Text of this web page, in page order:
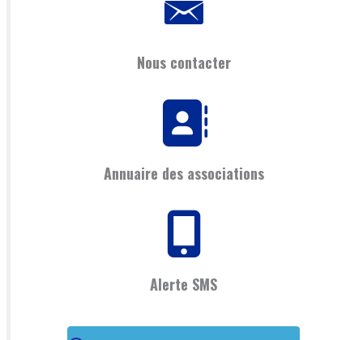
Nous contacter
Annuaire des associations
Alerte SMS